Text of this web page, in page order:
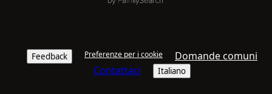
Feedback Preferenze per i cookie
Domande comuni
Contattaci
Italiano